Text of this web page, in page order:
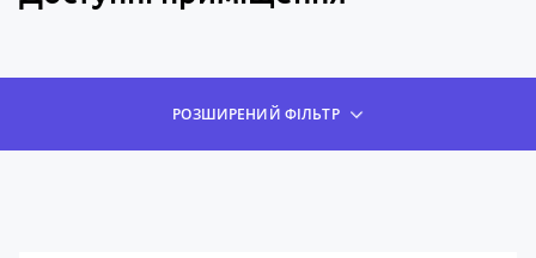
РОЗШИРЕНИЙ ФІЛЬТР